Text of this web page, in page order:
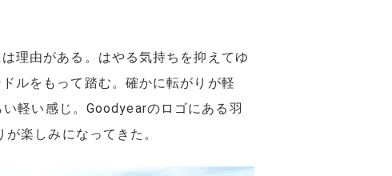
理由がある。はやる気持ちを抑えてゆ
ルをもって踏む。確かに転がりが軽
軽い感じ。Goodyearのロゴにある羽
楽しみになってきた。